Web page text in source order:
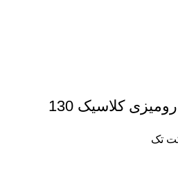
کلاسیک 130
تک